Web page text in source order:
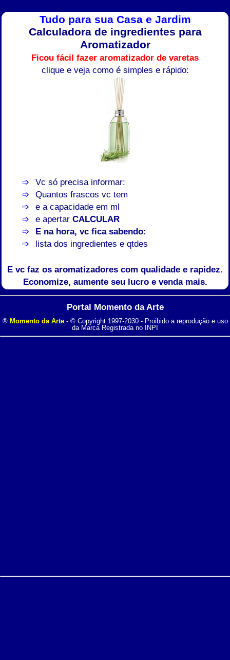
Tudo para sua Casa e Jardim
Calculadora de ingredientes para
Aromatizador
Ficou fácil fazer aromatizador de varetas
clique e veja como é simples e rápido:
Vc só precisa informar:
Quantos frascos vc tem
e a capacidade em ml
e apertarCALCULAR
E na hora, vc fica sabendo:
lista dos ingredientes e qtdes
E vc faz os aromatizadores com qualidade e rapidez.
Economize, aumente seu lucro e venda mais.
Portal Momento da Arte
® Momento da Arte- © Copyright 1997-2030 - Proibido a reprodução e uso
da Marca Registrada no INPI